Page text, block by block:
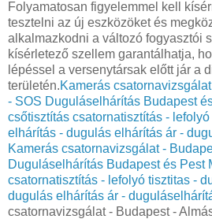
Folyamatosan figyelemmel kell
tesztelni az új eszközöket és
alkalmazkodni a változó fogyasztói
kísérletező szellem garantálhatja,
lépéssel a versenytársak előtt jár a
területén.Kamerás
- SOS Duguláselhárítás Budapest
csőtisztítás csatornatisztítás -
elhárítás - dugulás elhárítás ár -
Kamerás csatornavizsgálat -
Duguláselhárítás Budapest és Pest
csatornatisztítás - lefolyó tisztitas -
dugulás elhárítás ár -
csatornavizsgálat - Budapest -